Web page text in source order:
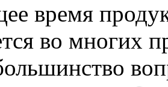
время
во многих